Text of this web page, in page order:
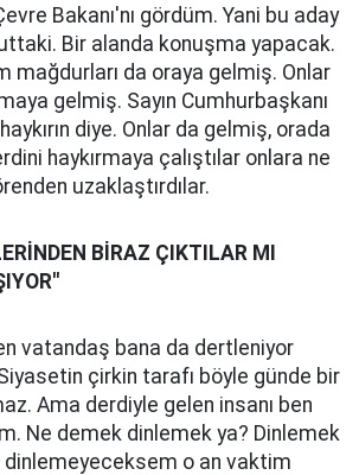
Bakanı'nı gördüm. Yani bu aday
Bir alanda konuşma yapacak.
mağdurları da oraya gelmiş. Onlar
gelmiş. Sayın Cumhurbaşkanı
diye. Onlar da gelmiş, orada
haykırmaya çalıştılar onlara ne
uzaklaştırdılar.
BİRAZ ÇIKTILAR MI
vatandaş bana da dertleniyor
çirkin tarafı böyle günde bir
Ama derdiyle gelen insanı ben
Ne demek dinlemek ya? Dinlemek
dinlemeyeceksem o an vaktim